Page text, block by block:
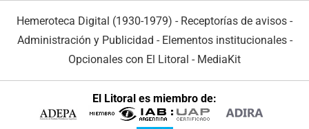
Hemeroteca Digital (1930-1979) - Receptorías de avisos -
Administración y Publicidad - Elementos institucionales-
Opcionales con El Litoral - MediaKit
El Litoral es miembro de: